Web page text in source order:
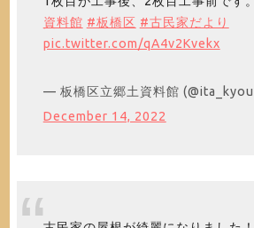
資料館 #板橋区 #古民家だより
pic.twitter.com/qA4v2Kvekx
— 板橋区立郷土資料館
December 14, 2022